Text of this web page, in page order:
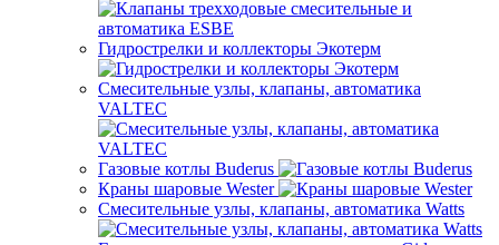
Гидрострелки и коллекторы Экотерм
Смесительные узлы, клапаны, автоматика
VALTEC
Газовые котлы Buderus
Краны шаровые Wester
Смесительные узлы, клапаны, автоматика Watts